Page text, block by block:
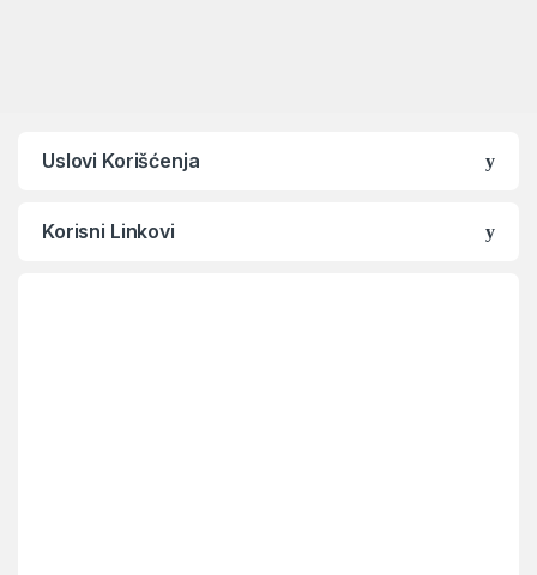
Uslovi Korišćenja
Korisni Linkovi